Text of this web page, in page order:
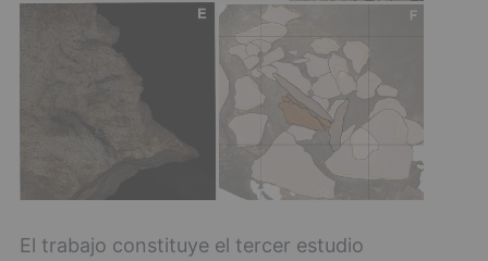
El trabajo constituye el tercer estudio